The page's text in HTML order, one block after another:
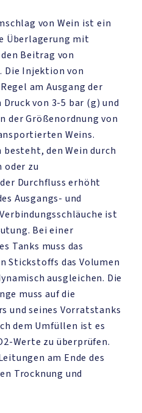
von Wein ist ein
Überlagerung mit
Beitrag von
Die Injektion von
am Ausgang der
von 3-5 bar (g) und
der Größenordnung von
Weins.
besteht, den Wein durch
oder zu
Durchfluss erhöht
Ausgangs- und
ist
Bei einer
Tanks muss das
Stickstoffs das Volumen
ausgleichen. Die
muss auf die
und seines Vorratstanks
dem Umfüllen ist es
Werte zu überprüfen.
am Ende des
Trocknung und